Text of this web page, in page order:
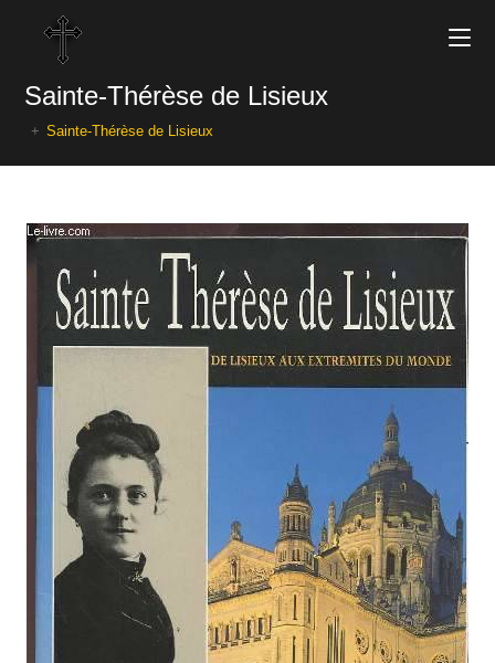
Sainte-Thérèse de Lisieux
+ Sainte-Thérèse de Lisieux